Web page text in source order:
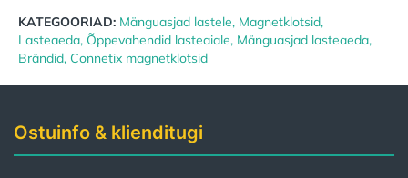
KATEGOORIAD: Mänguasjad lastele, Magnetklotsid,
Lasteaeda, Õppevahendid lasteaiale, Mänguasjad lasteaeda,
Brändid, Connetix magnetklotsid
Ostuinfo & klienditugi